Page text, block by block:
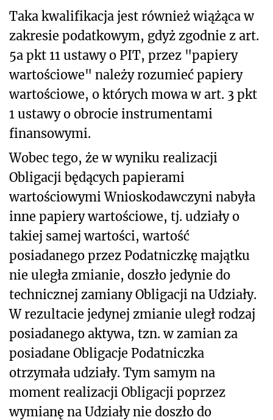
Taka kwalifikacja jest również wiążąca w
zakresie podatkowym, gdyż zgodnie z art.
5a pkt 11 ustawy o PIT, przez "papiery
wartościowe" należy rozumieć papiery
wartościowe, o których mowa w art. 3 pkt
1 ustawy o obrocie instrumentami
finansowymi.
Wobec tego, że w wyniku realizacji
Obligacji będących papierami
wartościowymi Wnioskodawczyni nabyła
inne papiery wartościowe, tj. udziały o
takiej samej wartości, wartość
posiadanego przez Podatniczkę majątku
nie uległa zmianie, doszło jedynie do
technicznej zamiany Obligacji na Udziały.
W rezultacie jedynej zmianie uległ rodzaj
posiadanego aktywa, tzn. w zamian za
posiadane Obligacje Podatniczka
otrzymała udziały. Tym samym na
moment realizacji Obligacji poprzez
wymianę na Udziały nie doszło do